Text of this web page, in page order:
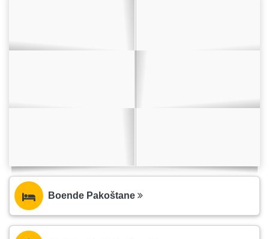
Boende Pakoštane
Turistguide Pakoštane